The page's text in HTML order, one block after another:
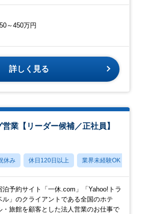
～450万円
詳しく見る
業【リーダー候補／正社員】
休み 休日120日以上 業界未経験OK
泊予約サイト「一休.com」「Yahoo!トラ
ル」のクライアントである全国のホテ
・旅館を顧客とした法人営業のお仕事で